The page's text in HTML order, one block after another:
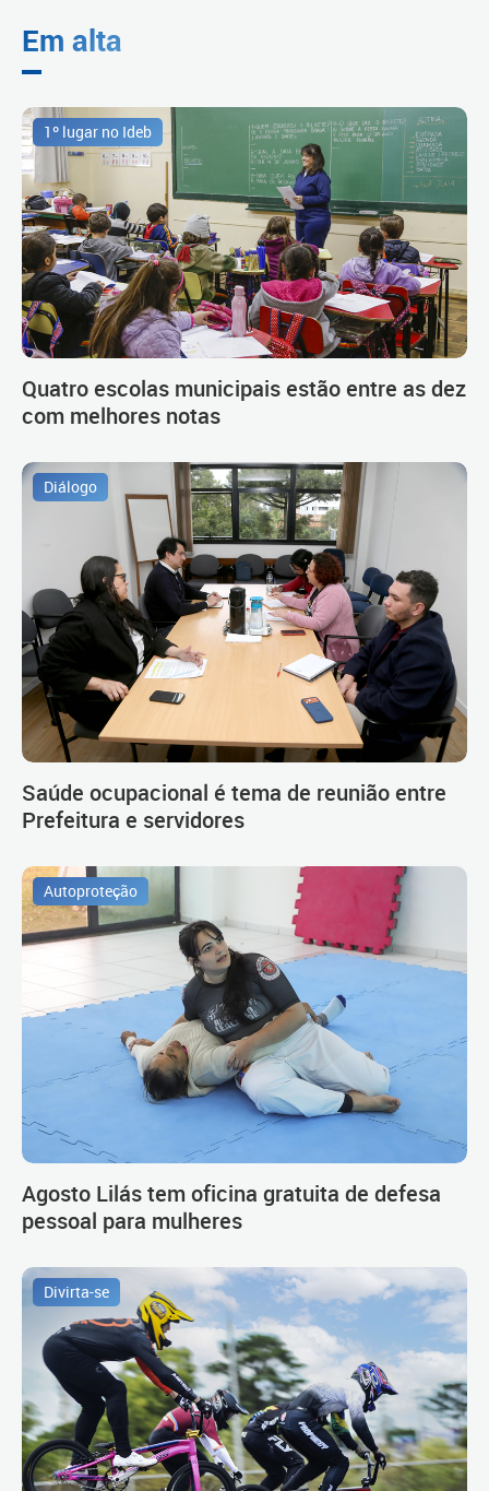
Em alta
1º lugar no Ideb
Quatro escolas municipais estão entre as dez
com melhores notas
Diálogo
Saúde ocupacional é tema de reunião entre
Prefeitura e servidores
Autoproteção
Agosto Lilás tem oficina gratuita de defesa
pessoal para mulheres
Divirta-se